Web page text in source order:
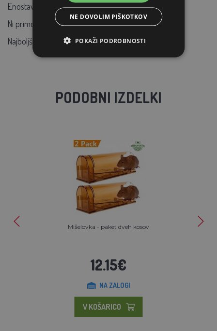
Enostavno čiščenje
Ni primerno za uporabo na prostem
Najboljše razmerje cena/kvaliteta!!!
PODOBNI IZDELKI
Mišelovka - paket dveh kosov
12.15€
NA ZALOGI
V KOŠARICO
NE DOVOLIM PIŠKOTKOV
POKAŽI PODROBNOSTI